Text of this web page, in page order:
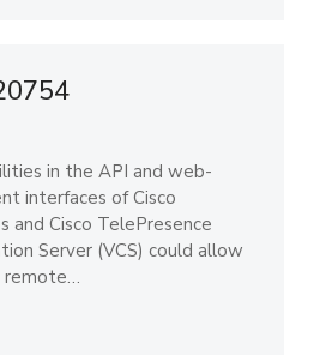
in the API and web-
interfaces of Cisco
and Cisco TelePresence
Server (VCS) could allow
remote…